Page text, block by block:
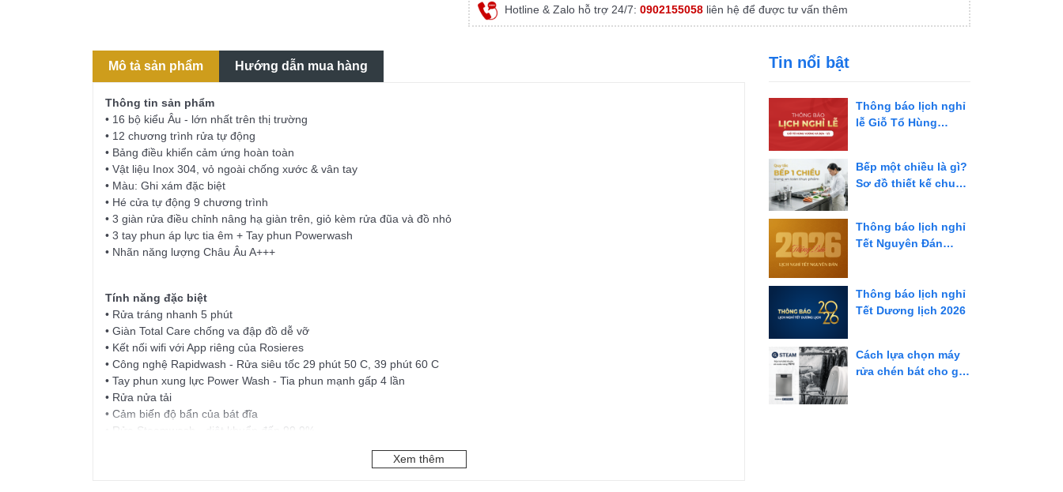
Hotline & Zalo hỗ trợ 24/7: 0902155058 liên hệ để được tư vấn thêm
Mô tả sản phẩm Hướng dẫn mua hàng
Thông tin sản phẩm
• 16 bộ kiểu Âu - lớn nhất trên thị trường
• 12 chương trình rửa tự động
• Bảng điều khiển cảm ứng hoàn toàn
• Vật liệu Inox 304, vỏ ngoài chống xước & vân tay
• Màu: Ghi xám đặc biệt
• Hé cửa tự động 9 chương trình
• 3 giàn rửa điều chỉnh nâng hạ giàn trên, giỏ kèm rửa đũa và đồ nhỏ
• 3 tay phun áp lực tia êm + Tay phun Powerwash
• Nhãn năng lượng Châu Âu A+++
Tính năng đặc biệt
• Rửa tráng nhanh 5 phút
• Giàn Total Care chống va đập đồ dễ vỡ
• Kết nối wifi với App riêng của Rosieres
• Công nghệ Rapidwash - Rửa siêu tốc 29 phút 50 C, 39 phút 60 C
• Tay phun xung lực Power Wash - Tia phun mạnh gấp 4 lần
• Rửa nửa tải
• Cảm biến độ bẩn của bát đĩa
• Rửa Steamwash - diệt khuẩn đến 99.9%
Xem thêm
Tin nổi bật
Thông báo lịch nghỉ
lễ Giỗ Tổ Hùng
Bếp một chiều là gì?
Sơ đồ thiết kế chuẩn
nghiệp
Thông báo lịch nghỉ
Tết Nguyên Đán
Thông báo lịch nghỉ
Tết Dương lịch 2026
Cách lựa chọn máy
rửa chén bát cho gia